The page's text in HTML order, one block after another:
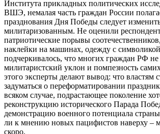
Института прикладных политических
ВШЭ, немалая часть граждан России
празднования Дня Победы следует
милитаризованным. Не оценили
патриотические порывы
наклейки на машинах, одежду с
подчеркивалось, что многих граждан РФ не
милитаристский уклон и помпезность
этого эксперты делают вывод: что властям
задуматься о переформатировании
всяком случае, подрастающее поколение
реконструкцию исторического Парада
демонстрацию военного потенциала
ли к мнению новых пацифистов наверху –
скоро.